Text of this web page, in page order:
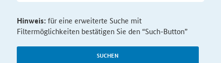
SUCHEN
Hinweis:für eine erweiterte Suche mit
Filtermöglichkeiten bestätigen Sie den “Such-Button”